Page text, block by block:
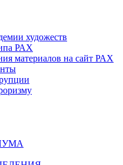
художеств
РАХ
материалов на сайт РАХ